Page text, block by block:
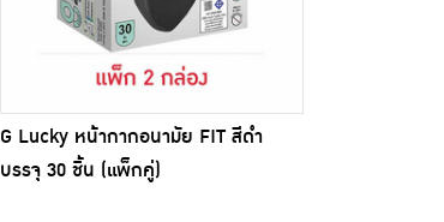
G Lucky หน้ากากอนามัย FIT สีดำ
บรรจุ 30 ชิ้น (แพ็กคู่)